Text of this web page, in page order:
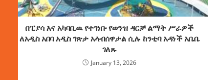
በፒያሳ እና አካባቢዉ የተገነቡ የወንዝ ዳርቻ ልማት ሥራዎች
ለአዲስ አበባ አዲስ ገጽታ አላብሰዋታል ሲሉ ከንቲባ አዳነች አቤቤ
ገለጹ
January 13, 2026